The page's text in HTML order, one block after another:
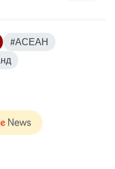
#АСЕАН